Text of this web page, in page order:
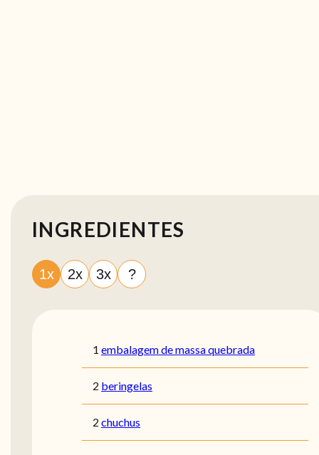
INGREDIENTES
1x 2x 3x ?
1 embalagem de massa quebrada
2 beringelas
2 chuchus